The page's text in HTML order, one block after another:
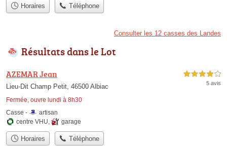
Horaires Téléphone
Consulter les 12 casses des Landes
Résultats dans le Lot
AZEMAR Jean
Lieu-Dit Champ Petit, 46500 Albiac
Fermée, ouvre lundi à 8h30
4,0 étoiles sur 5
5 avis
Casse -
artisan
centre VHU
garage
Horaires Téléphone